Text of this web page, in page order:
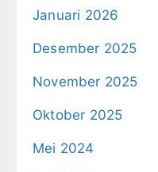
Januari 2026
Desember 2025
November 2025
Oktober 2025
Mei 2024